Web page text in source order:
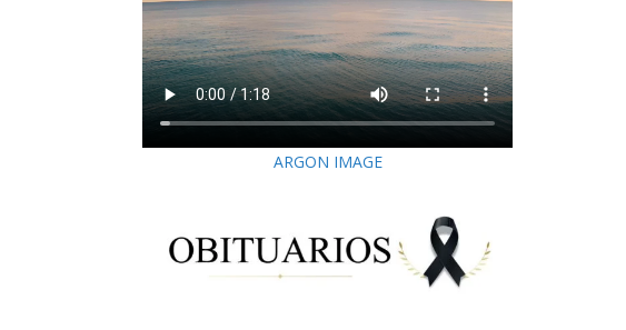
ARGON IMAGE